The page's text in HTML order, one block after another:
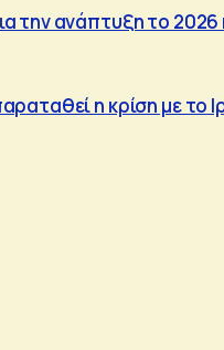
την ανάπτυξη το 2026
η κρίση με το